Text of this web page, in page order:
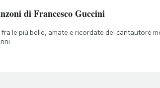
di Francesco Guccini
fra le più belle, amate e ricordate del cantautore